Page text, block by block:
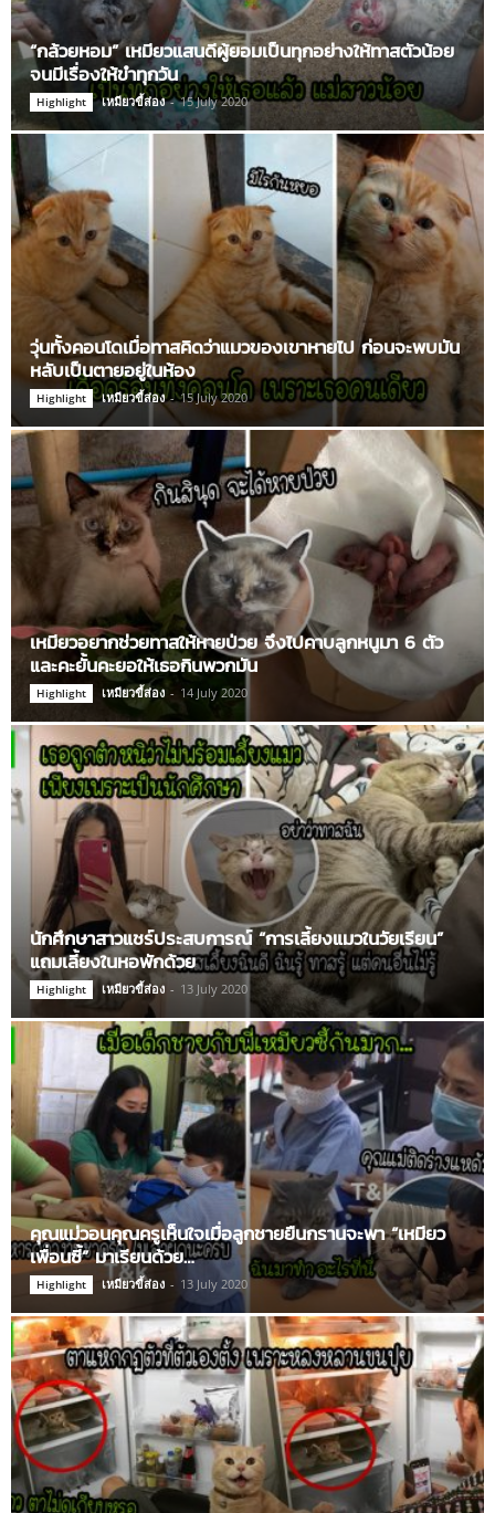
“กล้วยหอม” เหมียวแสนดีผู้ยอมเป็นทุกอย่างให้ทาสตัวน้อย
จนมีเรื่องให้ขำทุกวัน
Highlight เหมียวขี้ส่อง - 15 July 2020
วุ่นทั้งคอนโดเมื่อทาสคิดว่าแมวของเขาหายไป ก่อนจะพบมัน
หลับเป็นตายอยู่ในห้อง
Highlight เหมียวขี้ส่อง - 15 July 2020
เหมียวอยากช่วยทาสให้หายป่วย จึงไปคาบลูกหนูมา 6 ตัว
และคะยั้นคะยอให้เธอกินพวกมัน
Highlight เหมียวขี้ส่อง - 14 July 2020
นักศึกษาสาวแชร์ประสบการณ์ “การเลี้ยงแมวในวัยเรียน”
แถมเลี้ยงในหอพักด้วย
Highlight เหมียวขี้ส่อง - 13 July 2020
คุณแม่วอนคุณครูเห็นใจเมื่อลูกชายยืนกรานจะพา “เหมียว
เพื่อนซี้” มาเรียนด้วย…
Highlight เหมียวขี้ส่อง - 13 July 2020